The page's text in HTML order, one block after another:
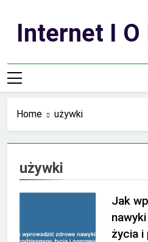
contentInternet I
Home używki
używki
Jak
życia i